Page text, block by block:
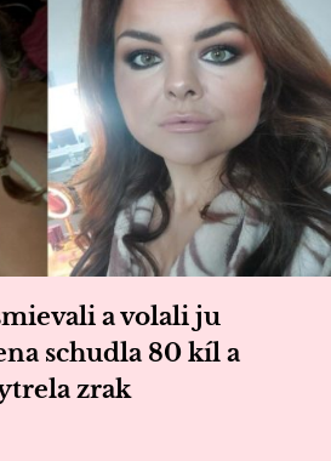
a volali ju
schudla 80 kíl a
zrak